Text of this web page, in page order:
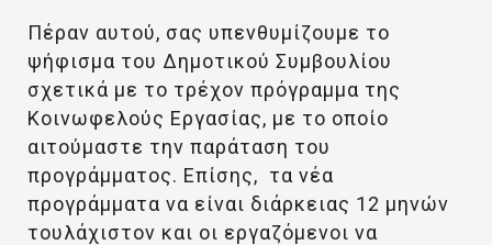
Πέραν αυτού, σας υπενθυμίζουμε το
ψήφισμα του Δημοτικού Συμβουλίου
σχετικά με το τρέχον πρόγραμμα της
Κοινωφελούς Εργασίας, με το οποίο
αιτούμαστε την παράταση του
προγράμματος. Επίσης, τα νέα
προγράμματα να είναι διάρκειας 12 μηνών
τουλάχιστον και οι εργαζόμενοι να